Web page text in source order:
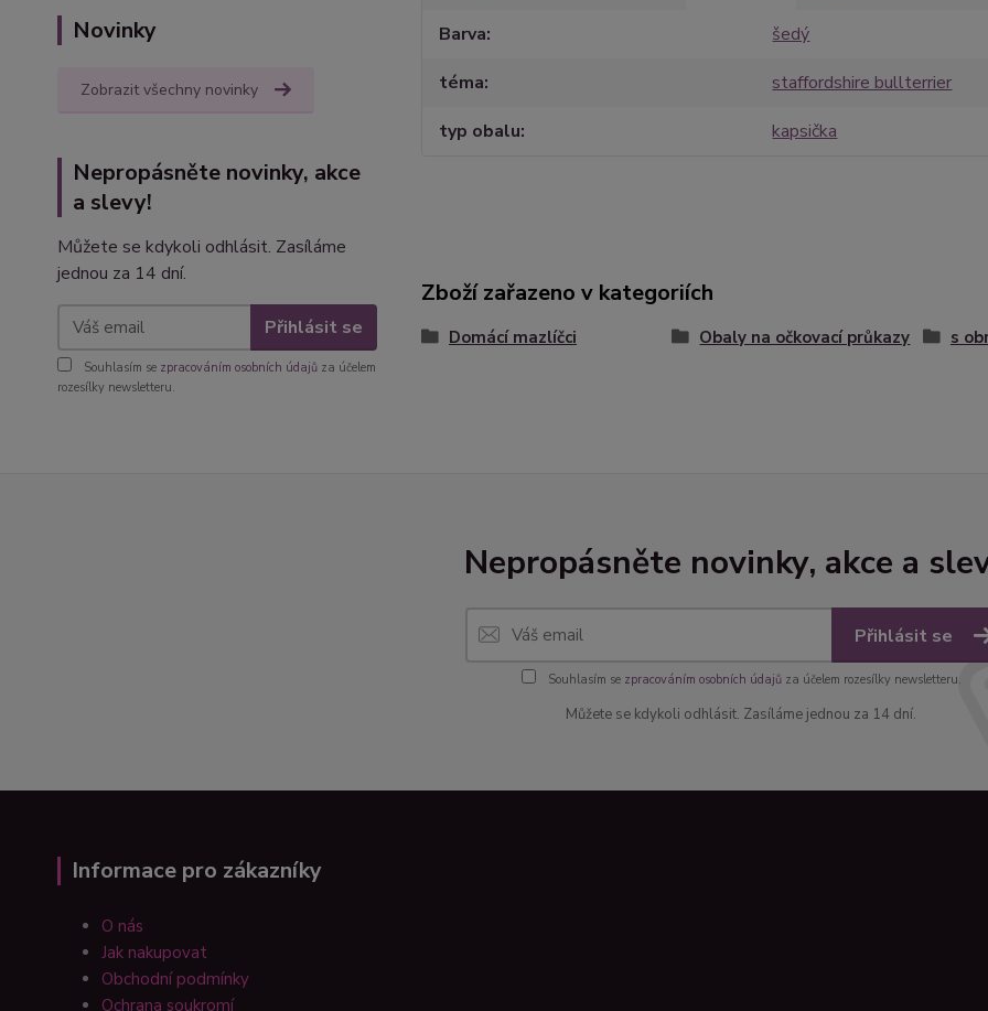
Novinky
Zobrazit všechny novinky
Nepropásněte novinky, akce
a slevy!
Můžete se kdykoli odhlásit. Zasíláme
jednou za 14 dní.
Přihlásit se
Souhlasím se zpracováním osobních údajů za účelem
rozesílky newsletteru.
Barva
šedý
téma
staffordshire bullterrier
typ obalu
kapsička
Zboží zařazeno v kategoriích
Domácí mazlíčci Obaly na očkovací průkazy s
Nepropásněte novinky, akce a
Přihlásit se
Souhlasím se zpracováním osobních údajůza účelem rozesílky newsletteru.
Můžete se kdykoli odhlásit. Zasíláme jednou za 14 dní.
Informace pro zákazníky
O nás
Jak nakupovat
Obchodní podmínky
Ochrana soukromí